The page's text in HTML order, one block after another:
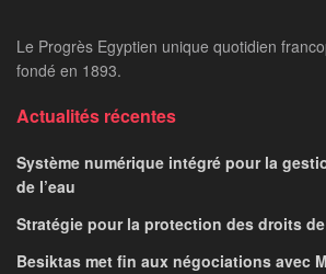
Le Progrès Egyptien unique quotidien
fondé en 1893.
Actualités récentes
Système numérique intégré pour la
de l’eau
Stratégie pour la protection des droits
Besiktas met fin aux négociations avec